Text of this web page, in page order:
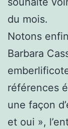
du mois.
Notons
Barbara
références
une façon
et oui »,